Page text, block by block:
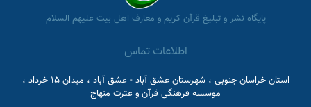
پایگاه نشر و تبلیغ قرآن کریم و معارف اهل بیت علیهم السلام
اطلاعات تماس
استان خراسان جنوبی ، شهرستان عشق آباد - عشق آباد ، میدان 15 خرداد ،
موسسه فرهنگی قرآن و عترت منهاج